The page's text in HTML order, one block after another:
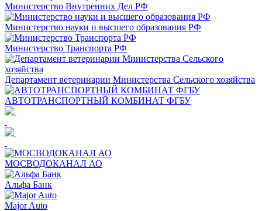
Министерство Внутренних Дел РФ
Министерство науки и высшего образования РФ
Министерство Транспорта РФ
Департамент ветеринарии Министерства Сельского хозяйства
АВТОТРАНСПОРТНЫЙ КОМБИНАТ ФГБУ
МОСВОДОКАНАЛ АО
Альфа Банк
Major Auto